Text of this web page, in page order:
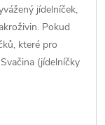
jídelníček,
Pokud
které pro
(jídelníčky